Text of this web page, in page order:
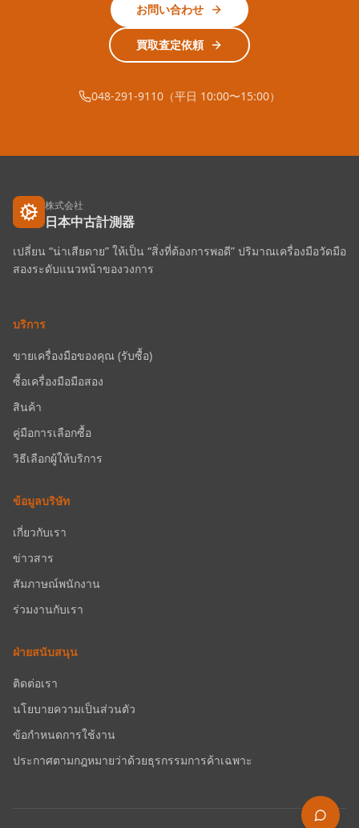
お問い合わせ
買取査定依頼
048-291-9110（平日 10:00〜15:00）
株式会社
日本中古計測器
เปลี่ยน “น่าเสียดาย” ให้เป็น “สิ่งที่ต้องการพอดี” ปริมาณเครื่องมือวัดมือ
สองระดับแนวหน้าของวงการ
บริการ
ขายเครื่องมือของคุณ (รับซื้อ)
ซื้อเครื่องมือมือสอง
สินค้า
คู่มือการเลือกซื้อ
วิธีเลือกผู้ให้บริการ
ข้อมูลบริษัท
เกี่ยวกับเรา
ข่าวสาร
สัมภาษณ์พนักงาน
ร่วมงานกับเรา
ฝ่ายสนับสนุน
ติดต่อเรา
นโยบายความเป็นส่วนตัว
ข้อกำหนดการใช้งาน
ประกาศตามกฎหมายว่าด้วยธุรกรรมการค้าเฉพาะ